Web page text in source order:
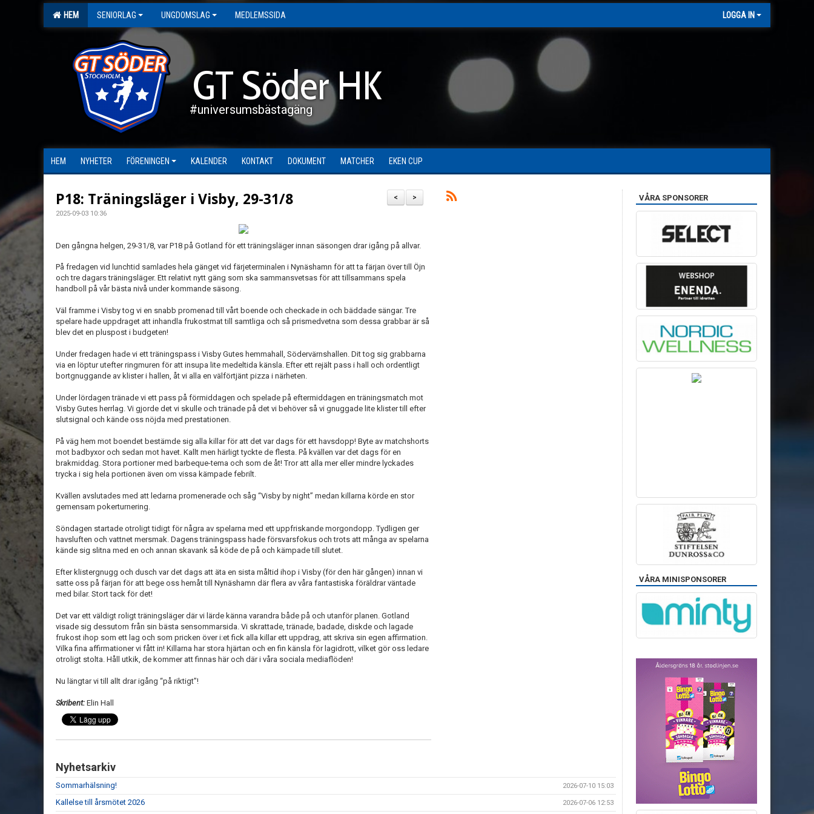
HEM SENIORLAG UNGDOMSLAG MEDLEMSSIDA LOGGA IN
GT Söder HK
#universumsbästagäng
HEM NYHETER FÖRENINGEN KALENDER KONTAKT DOKUMENT MATCHER EKEN CUP
>
<
P18: Träningsläger i Visby, 29-31/8
2025-09-03 10:36
Den gångna helgen, 29-31/8, var P18 på Gotland för ett träningsläger innan säsongen drar igång på allvar.
På fredagen vid lunchtid samlades hela gänget vid färjeterminalen i Nynäshamn för att ta färjan över till Öjn
och tre dagars träningsläger. Ett relativt nytt gäng som ska sammansvetsas för att tillsammans spela
handboll på vår bästa nivå under kommande säsong.
Väl framme i Visby tog vi en snabb promenad till vårt boende och checkade in och bäddade sängar. Tre
spelare hade uppdraget att inhandla frukostmat till samtliga och så prismedvetna som dessa grabbar är så
blev det en pluspost i budgeten!
Under fredagen hade vi ett träningspass i Visby Gutes hemmahall, Södervärnshallen. Dit tog sig grabbarna
via en löptur utefter ringmuren för att insupa lite medeltida känsla. Efter ett rejält pass i hall och ordentligt
bortgnuggande av klister i hallen, åt vi alla en välförtjänt pizza i närheten.
Under lördagen tränade vi ett pass på förmiddagen och spelade på eftermiddagen en träningsmatch mot
Visby Gutes herrlag. Vi gjorde det vi skulle och tränade på det vi behöver så vi gnuggade lite klister till efter
slutsignal och kände oss nöjda med prestationen.
På väg hem mot boendet bestämde sig alla killar för att det var dags för ett havsdopp! Byte av matchshorts
mot badbyxor och sedan mot havet. Kallt men härligt tyckte de flesta. På kvällen var det dags för en
brakmiddag. Stora portioner med barbeque-tema och som de åt! Tror att alla mer eller mindre lyckades
trycka i sig hela portionen även om vissa kämpade febrilt.
Kvällen avslutades med att ledarna promenerade och såg “Visby by night” medan killarna körde en stor
gemensam pokerturnering.
Söndagen startade otroligt tidigt för några av spelarna med ett uppfriskande morgondopp. Tydligen ger
havsluften och vattnet mersmak. Dagens träningspass hade försvarsfokus och trots att många av spelarna
kände sig slitna med en och annan skavank så köde de på och kämpade till slutet.
Efter klistergnugg och dusch var det dags att äta en sista måltid ihop i Visby (för den här gången) innan vi
satte oss på färjan för att bege oss hemåt till Nynäshamn där flera av våra fantastiska föräldrar väntade
med bilar. Stort tack för det!
Det var ett väldigt roligt träningsläger där vi lärde känna varandra både på och utanför planen. Gotland
visade sig dessutom från sin bästa sensommarsida. Vi skrattade, tränade, badade, diskde och lagade
frukost ihop som ett lag och som pricken över i:et fick alla killar ett uppdrag, att skriva sin egen affirmation.
Vilka fina affirmationer vi fått in! Killarna har stora hjärtan och en fin känsla för lagidrott, vilket gör oss ledare
otroligt stolta. Håll utkik, de kommer att finnas här och där i våra sociala mediaflöden!
Nu längtar vi till allt drar igång “på riktigt”!
Skribent: Elin Hall
Nyhetsarkiv
Sommarhälsning! 2026-07-10 15:03
Kallelse till årsmötet 2026 2026-07-06 12:53
VÅRA SPONSORER
VÅRA MINISPONSORER